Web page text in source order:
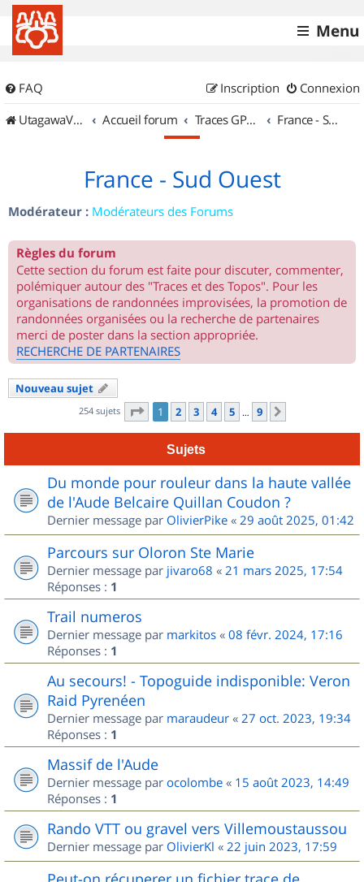
Menu
FAQ Connexion
Inscription
UtagawaVTT (Randos VTT et VTTAE avec traces GPS)
Accueil forum Traces GPS de randos VTT France - Sud Ouest
France - Sud Ouest
Modérateur : Modérateurs des Forums
Règles du forum
Cette section du forum est faite pour discuter, commenter,
polémiquer autour des "Traces et des Topos". Pour les
organisations de randonnées improvisées, la promotion de
randonnées organisées ou la recherche de partenaires
merci de poster dans la section appropriée.
RECHERCHE DE PARTENAIRES
Nouveau sujet
254 sujets Page 1sur
1 2 3 4 5 … 9
Sujets
Du monde pour rouleur dans la haute vallée
de l'Aude Belcaire Quillan Coudon ?
Dernier message par OlivierPike « 29 août 2025, 01:42
Parcours sur Oloron Ste Marie
Dernier message par jivaro68 « 21 mars 2025, 17:54
Réponses : 1
Trail numeros
Dernier message par markitos « 08 févr. 2024, 17:16
Réponses : 1
Au secours! - Topoguide indisponible: Veron
Raid Pyrenéen
Dernier message par maraudeur « 27 oct. 2023, 19:34
Réponses : 1
Massif de l'Aude
Dernier message par ocolombe « 15 août 2023, 14:49
Réponses : 1
Rando VTT ou gravel vers Villemoustaussou
Dernier message par OlivierKl « 22 juin 2023, 17:59